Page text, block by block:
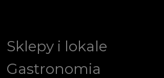
Sklepy i lokale
Gastronomia